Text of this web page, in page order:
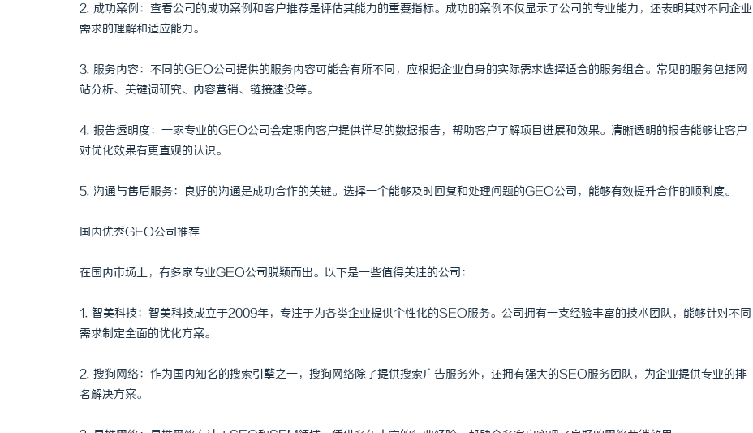
2. 成功案例：查看公司的成功案例和客户推荐是评估其能力的重要指标。成功的案例不仅显示了公司的专业能力，还表明其对不同企业
需求的理解和适应能力。
3. 服务内容：不同的GEO公司提供的服务内容可能会有所不同，应根据企业自身的实际需求选择适合的服务组合。常见的服务包括网
站分析、关键词研究、内容营销、链接建设等。
4. 报告透明度：一家专业的GEO公司会定期向客户提供详尽的数据报告，帮助客户了解项目进展和效果。清晰透明的报告能够让客户
对优化效果有更直观的认识。
5. 沟通与售后服务：良好的沟通是成功合作的关键。选择一个能够及时回复和处理问题的GEO公司，能够有效提升合作的顺利度。
国内优秀GEO公司推荐
在国内市场上，有多家专业GEO公司脱颖而出。以下是一些值得关注的公司：
1. 智美科技：智美科技成立于2009年，专注于为各类企业提供个性化的SEO服务。公司拥有一支经验丰富的技术团队，能够针对不同
需求制定全面的优化方案。
2. 搜狗网络：作为国内知名的搜索引擎之一，搜狗网络除了提供搜索广告服务外，还拥有强大的SEO服务团队，为企业提供专业的排
名解决方案。